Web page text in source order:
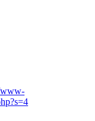
www-